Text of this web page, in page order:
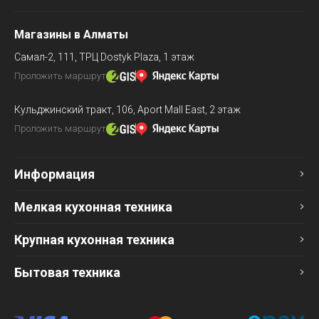
Магазины в Алматы
Самал-2, 111, ТРЦ Dostyk Plaza, 1 этаж
Проложить маршрут
Кульджинский тракт, 106, Aport Mall East, 2 этаж
Проложить маршрут
Информация
Мелкая кухонная техника
Крупная кухонная техника
Бытовая техника